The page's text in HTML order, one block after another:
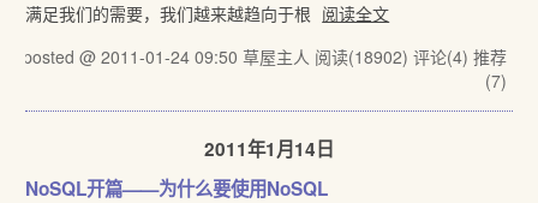
满足我们的需要，我们越来越趋向于根 阅读全文
posted @ 2011-01-24 09:50 草屋主人 阅读(18902) 评论(4) 推荐
(7)
2011年1月14日
NoSQL开篇——为什么要使用NoSQL